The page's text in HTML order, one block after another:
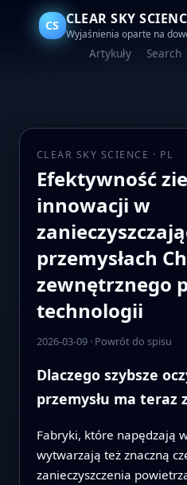
CS CLEAR SKY
Wyjaśnienia oparte na
Artykuły Search
CLEAR SKY SCIENCE · PL
Efektywność
innowacji w
przemysłach
zewnętrznego
technologii
2026-03-09· Powrót do spisu
Dlaczego szybsze
przemysłu ma teraz
Fabryki, które napędzają
wytwarzają też znaczną
zanieczyszczenia